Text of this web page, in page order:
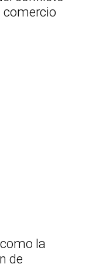
comercio
la
de